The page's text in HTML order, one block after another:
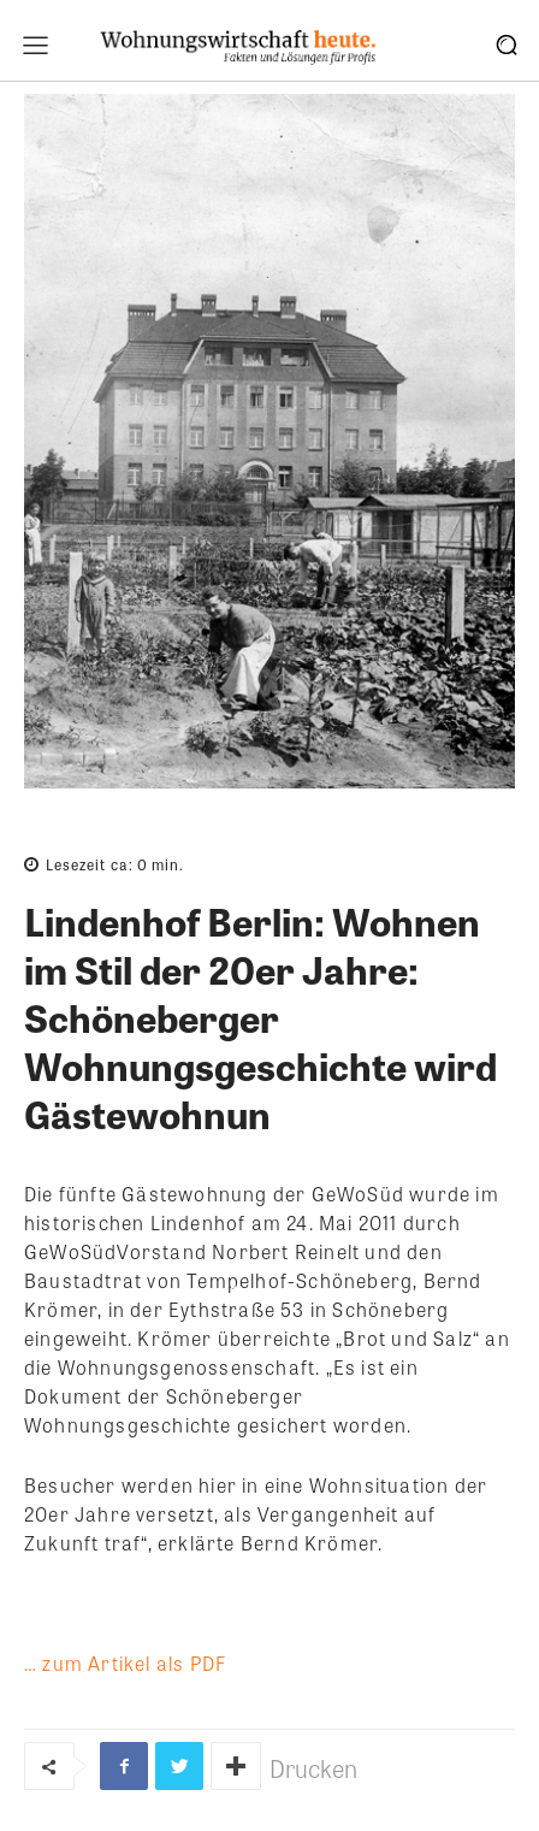
Lesezeit ca: 0 min.
Lindenhof Berlin: Wohnen
im Stil der 20er Jahre:
Schöneberger
Wohnungsgeschichte wird
Gästewohnun
Die fünfte Gästewohnung der GeWoSüd wurde im
historischen Lindenhof am 24. Mai 2011 durch
GeWoSüdVorstand Norbert Reinelt und den
Baustadtrat von Tempelhof-Schöneberg, Bernd
Krömer, in der Eythstraße 53 in Schöneberg
eingeweiht. Krömer überreichte „Brot und Salz“ an
die Wohnungsgenossenschaft. „Es ist ein
Dokument der Schöneberger
Wohnungsgeschichte gesichert worden.
Besucher werden hier in eine Wohnsituation der
20er Jahre versetzt, als Vergangenheit auf
Zukunft traf“, erklärte Bernd Krömer.
… zum Artikel als PDF
Drucken